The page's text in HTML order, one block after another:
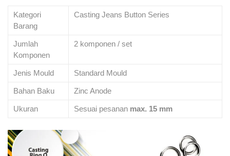
Kategori
Barang
Casting Jeans Button Series
Jumlah
Komponen
2 komponen / set
Jenis Mould Standard Mould
Bahan Baku Zinc Anode
Ukuran Sesuai pesanan max. 15 mm